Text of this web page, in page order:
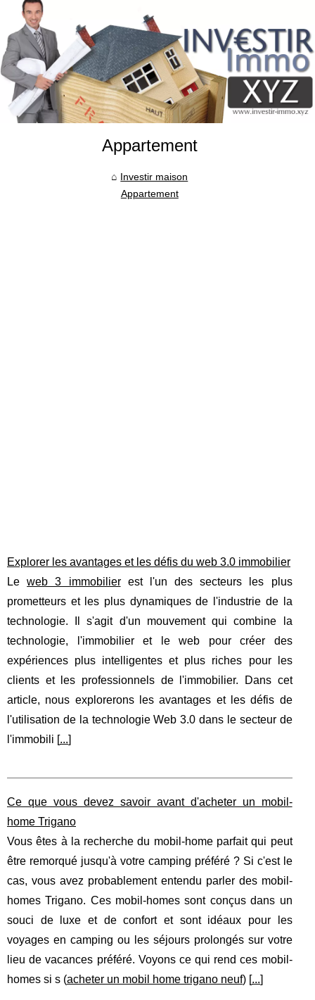
Appartement
Investir maison
Appartement
Explorer les avantages et les défis du web 3.0 immobilier
Leweb 3 immobilierest l'un des secteurs les plus
prometteurs et les plus dynamiques de l'industrie de la
technologie. Il s'agit d'un mouvement qui combine la
technologie, l'immobilier et le web pour créer des
expériences plus intelligentes et plus riches pour les
clients et les professionnels de l'immobilier. Dans cet
article, nous explorerons les avantages et les défis de
l'utilisation de la technologie Web 3.0 dans le secteur de
l'immobili [...]
Ce que vous devez savoir avant d'acheter un mobil-
home Trigano
Vous êtes à la recherche du mobil-home parfait qui peut
être remorqué jusqu'à votre camping préféré ? Si c'est le
cas, vous avez probablement entendu parler des mobil-
homes Trigano. Ces mobil-homes sont conçus dans un
souci de luxe et de confort et sont idéaux pour les
voyages en camping ou les séjours prolongés sur votre
lieu de vacances préféré. Voyons ce qui rend ces mobil-
homes si s (acheter un mobil home trigano neuf) [...]